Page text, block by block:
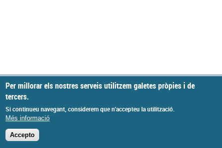
Per millorar els nostres serveis utilitzem galetes pròpies i de
tercers.
Si continueu navegant, considerem que n'accepteu la utilització.
Més informació
Accepto